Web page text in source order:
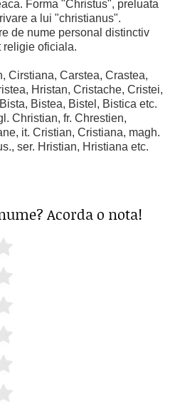
Forma "Christus", preluata
a lui "christianus".
de nume personal distinctiv
religie oficiala.
Cirstiana, Carstea, Crastea,
Hristan, Cristache, Cristei,
Bistea, Bistel, Bistica etc.
Christian, fr. Chrestien,
it. Cristian, Cristiana, magh.
ser. Hristian, Hristiana etc.
Acorda o nota!